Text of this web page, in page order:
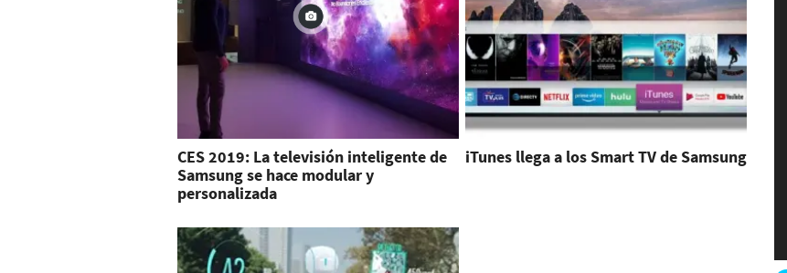
CES 2019: La televisión inteligente de
Samsung se hace modular y
personalizada
iTunes llega a los Smart TV de Samsung